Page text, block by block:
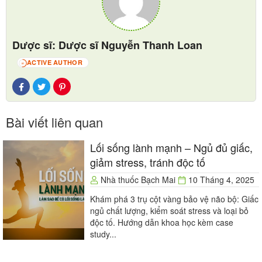
tượng ngộ độc histamin).
Đối với dị ứng hải sản, các phản ứng dị ứng (đặc biệt
là sốc phản vệ) không phụ thuộc số lượng ăn vào
nhiều hay ít mà phụ thuộc vào độ mẫn cảm của từng
cá thể.
Dược sĩ: Dược sĩ Nguyễn Thanh Loan
51 ACTIVE AUTHOR
Bài viết liên quan
Lối sống lành mạnh – Ngủ đủ giấc,
giảm stress, tránh độc tố
Nhà thuốc Bạch Mai
10 Tháng 4, 2025
Khám phá 3 trụ cột vàng bảo vệ não bộ: Giấc
ngủ chất lượng, kiểm soát stress và loại bỏ
độc tố. Hướng dẫn khoa học kèm case
study...